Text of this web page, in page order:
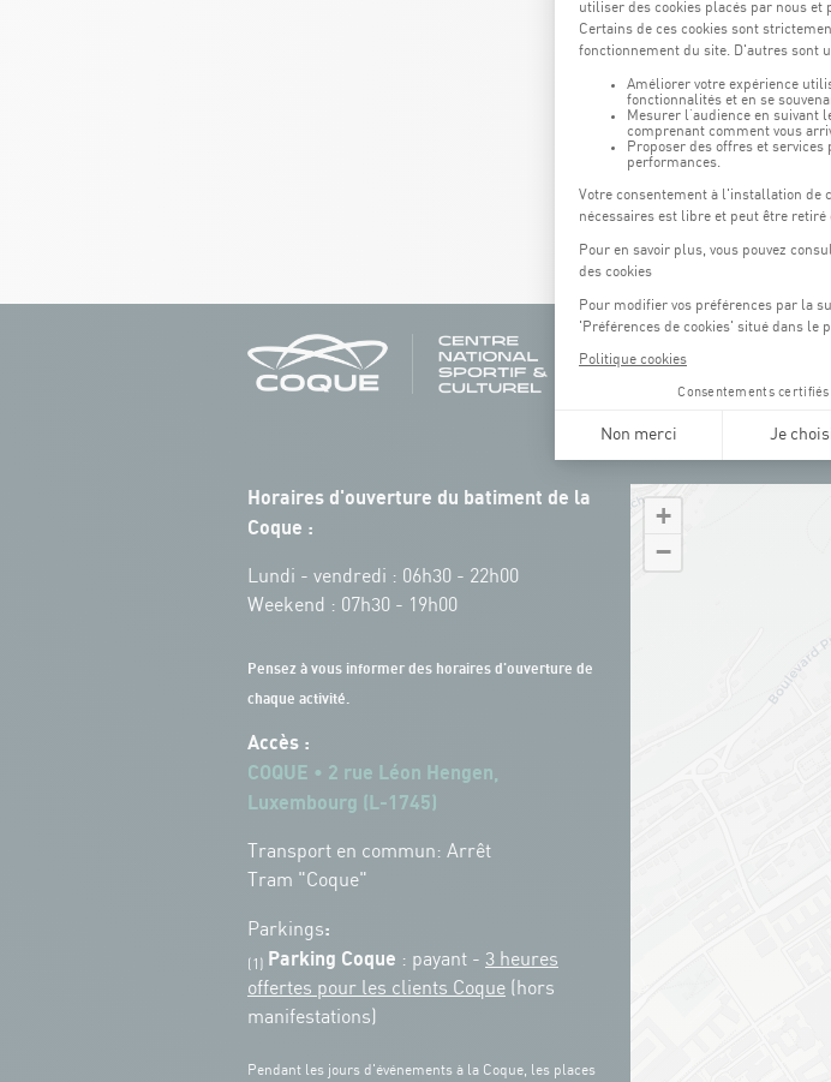
Horaires d'ouverture du batiment de la
Coque :
Lundi - vendredi : 06h30 - 22h00
Weekend : 07h30 - 19h00
Pensez à vous informer des horaires d'ouverture de
chaque activité.
Accès :
COQUE • 2 rue Léon Hengen,
Luxembourg (L-1745)
Transport en commun: Arrêt
Tram "Coque"
Parkings:
(1) Parking Coque : payant - 3 heures
offertes pour les clients Coque (hors
manifestations)
Pendant les jours d'événements à la Coque, les places
+
−